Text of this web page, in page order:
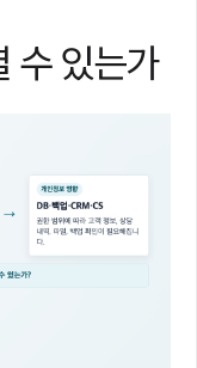
수 있는가